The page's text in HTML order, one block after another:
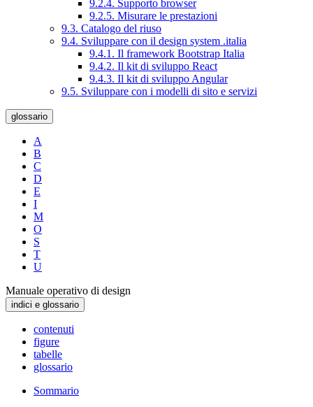
9.2.4. Supporto browser
9.2.5. Misurare le prestazioni
9.3. Catalogo del riuso
9.4. Sviluppare con il design system .italia
9.4.1. Il framework Bootstrap Italia
9.4.2. Il kit di sviluppo React
9.4.3. Il kit di sviluppo Angular
9.5. Sviluppare con i modelli di sito e servizi
glossario
A
B
C
D
E
I
M
O
S
T
U
Manuale operativo di design
indici e glossario
contenuti
figure
tabelle
glossario
Sommario